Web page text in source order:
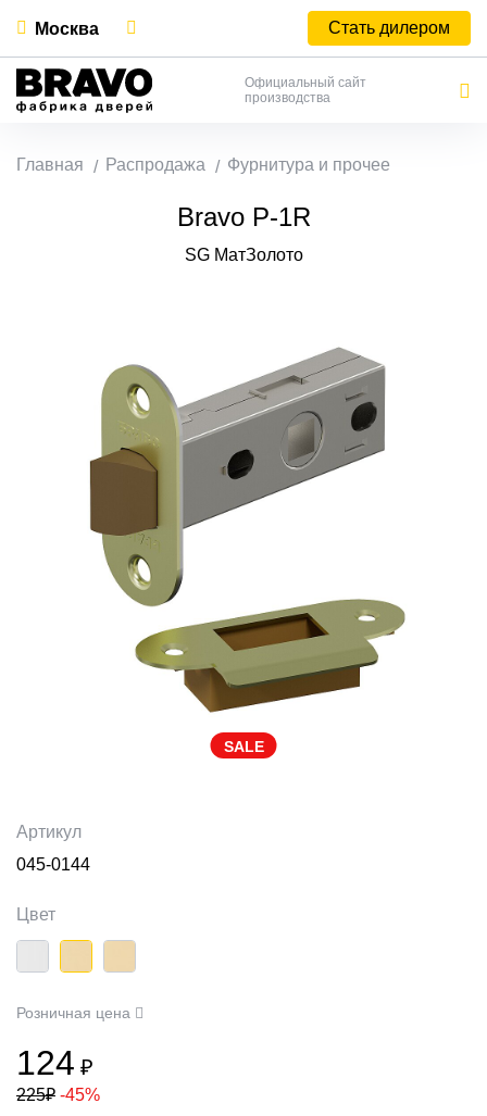
Москва Стать дилером
Официальный сайт
производства
Главная Распродажа Фурнитура и прочее
Bravo P-1R
SG МатЗолото
SALE
Артикул
045-0144
Цвет
Розничная цена
124 ₽
225₽ -45%